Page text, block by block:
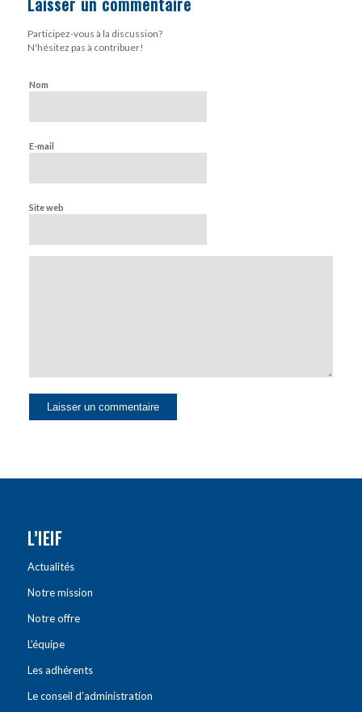
Participez-vous à la discussion?
N'hésitez pas à contribuer!
Nom
E-mail
Site web
L’IEIF
Actualités
Notre mission
Notre offre
L’équipe
Les adhérents
Le conseil d’administration